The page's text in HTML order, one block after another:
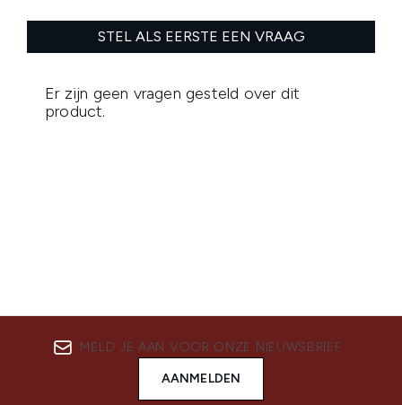
MELD JE AAN VOOR ONZE NIEUWSBRIEF
AANMELDEN